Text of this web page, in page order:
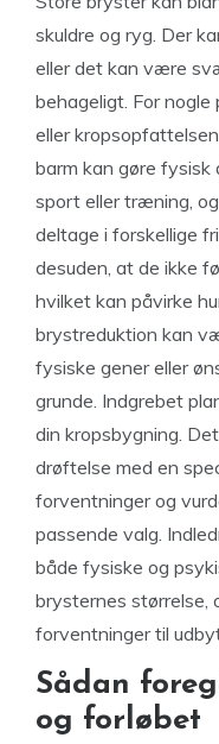
skuldre og ryg. Der
eller det kan være
behageligt. For
eller
barm kan gøre
sport eller træning,
deltage i forskellige
desuden, at de ikke
hvilket kan påvirke
brystreduktion kan
fysiske gener eller
grunde. Indgrebet
din kropsbygning.
drøftelse med en
forventninger og
passende valg.
både fysiske og
brysternes størrelse,
forventninger til
Sådan
og forløbet